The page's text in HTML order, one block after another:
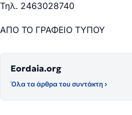
Τηλ. 2463028740
ΑΠΟ ΤΟ ΓΡΑΦΕΙΟ ΤΥΠΟΥ
Eordaia.org
Όλα τα άρθρα του συντάκτη ›